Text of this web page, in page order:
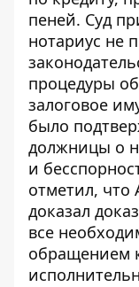
пеней. Суд
нотариус не
процедуры
залоговое
было
должницы о
и
отметил, что
доказал
все
обращением